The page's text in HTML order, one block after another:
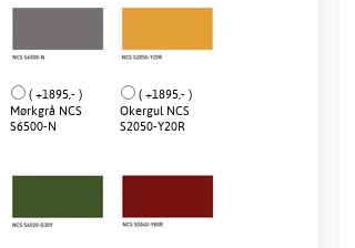
( +1895,- )
Mørkgrå NCS
S6500-N
( +1895,- )
Okergul NCS
S2050-Y20R